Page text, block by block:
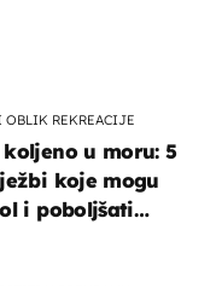
REKREACIJE
u moru: 5
koje mogu
i poboljšati